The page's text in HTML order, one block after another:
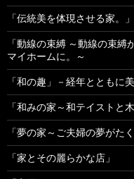
「伝統美を体現させる家。
「動線の束縛 ～動線の束
マイホームに。～
「和の趣」－経年とともに
「和みの家～和テイストと
「夢の家～ご夫婦の夢がた
「家とその麗らかな店」